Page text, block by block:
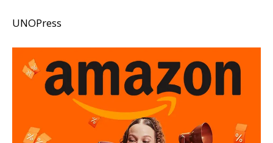
UNOPress